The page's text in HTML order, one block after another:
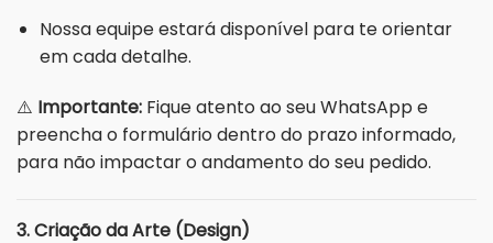
Nossa equipe estará disponível para te orientar
em cada detalhe.
⚠️ Importante: Fique atento ao seu WhatsApp e
preencha o formulário dentro do prazo informado,
para não impactar o andamento do seu pedido.
3. Criação da Arte (Design)